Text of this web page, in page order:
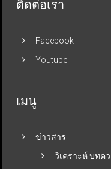
ติดต่อเรา
Facebook
Youtube
เมนู
ข่าวสาร
วิเคราะห์ บทค